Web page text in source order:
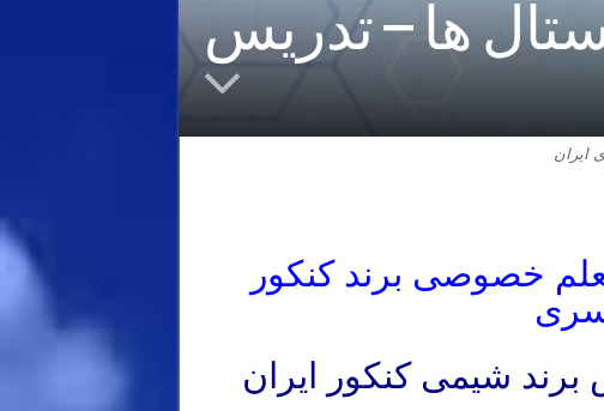
ها – تدریس
ایران
خصوصی برند کنکور
شیمی کنکور ایران